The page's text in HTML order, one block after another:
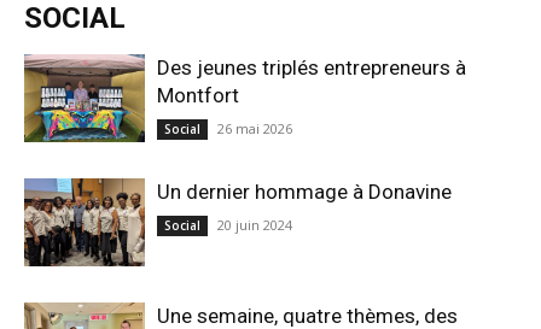
SOCIAL
Des jeunes triplés entrepreneurs à
Montfort
Social 26 mai 2026
Un dernier hommage à Donavine
Social 20 juin 2024
Une semaine, quatre thèmes, des